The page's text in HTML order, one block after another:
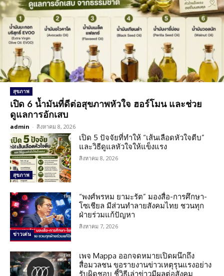
สุขภาพ
เปิด 6 น้ำมันที่ดีต่อสุขภาพหัวใจ ฮอร์โมน และช่วย
ดูแลการอักเสบ
admin - สิงหาคม 8, 2026
สุขภาพ
เปิด 5 ปัจจัยที่ทำให้ “เส้นเลือดหัวใจตีบ”
และวิธีดูแลหัวใจให้แข็งแรง
สิงหาคม 8, 2026
ข่าวเด่น
“พงศ์พรหม ยามะรัต” มองสื่อ-การศึกษา-
โซเชียล มีส่วนทำลายสังคมไทย ชวนทุก
ฝ่ายร่วมแก้ปัญหา
สิงหาคม 7, 2026
เพจ Mappa ออกจดหมายเปิดผนึกถึง
สื่อมวลชน ขอรายงานข่าวเหตุรุนแรงอย่าง
รับผิดชอบ ชี้วิธีเล่าข่าวมีผลต่อสังคม